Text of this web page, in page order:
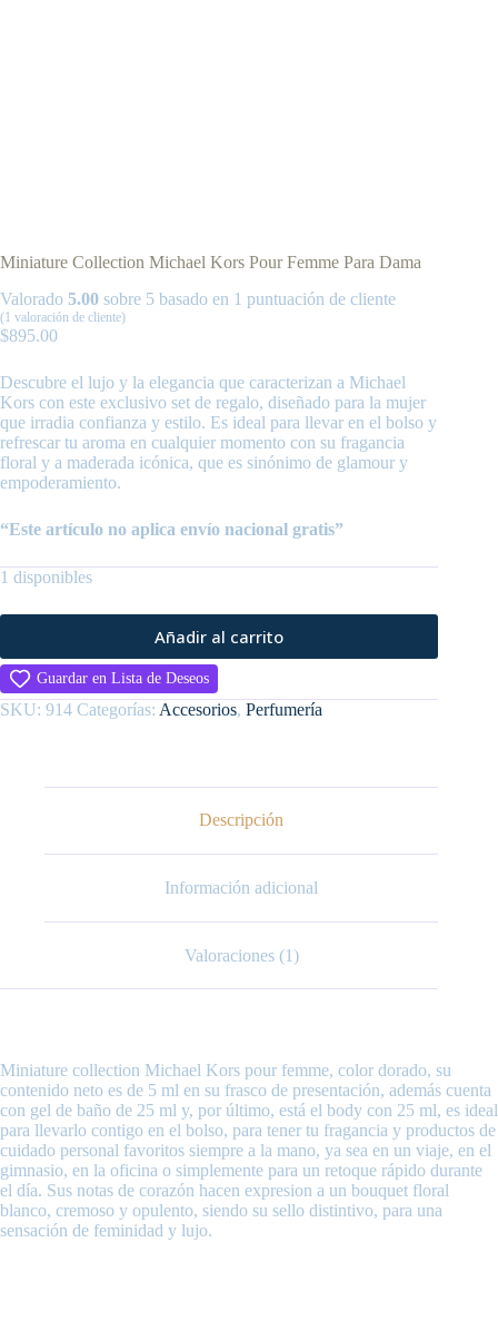
Miniature Collection Michael Kors Pour Femme Para Dama
Valorado 5.00 sobre 5 basado en 1 puntuación de cliente
(1 valoración de cliente)
$895.00
Descubre el lujo y la elegancia que caracterizan a Michael
Kors con este exclusivo set de regalo, diseñado para la mujer
que irradia confianza y estilo. Es ideal para llevar en el bolso y
refrescar tu aroma en cualquier momento con su fragancia
floral y a maderada icónica, que es sinónimo de glamour y
empoderamiento.
“Este artículo no aplica envío nacional gratis”
1 disponibles
Añadir al carrito
Guardar en Lista de Deseos
SKU: 914 Categorías: Accesorios, Perfumería
Descripción
Información adicional
Valoraciones (1)
Miniature collection Michael Kors pour femme, color dorado, su
contenido neto es de 5 ml en su frasco de presentación, además cuenta
con gel de baño de 25 ml y, por último, está el body con 25 ml, es ideal
para llevarlo contigo en el bolso, para tener tu fragancia y productos de
cuidado personal favoritos siempre a la mano, ya sea en un viaje, en el
gimnasio, en la oficina o simplemente para un retoque rápido durante
el día. Sus notas de corazón hacen expresion a un bouquet floral
blanco, cremoso y opulento, siendo su sello distintivo, para una
sensación de feminidad y lujo.